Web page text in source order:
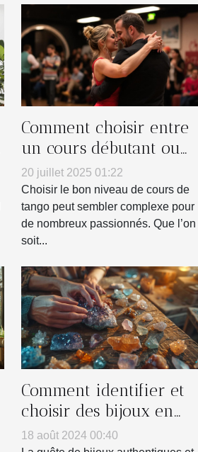
Comment choisir entre
un cours débutant ou
intermédiaire en tango
?
20 juillet 2025 01:22
Choisir le bon niveau de cours de
tango peut sembler complexe pour
de nombreux passionnés. Que l’on
soit...
Comment identifier et
choisir des bijoux en
vraies pierres
18 août 2024 00:40